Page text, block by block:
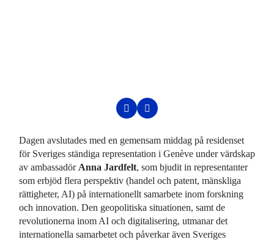
Dagen avslutades med en gemensam middag på residenset
för Sveriges ständiga representation i Genève under värdskap
av ambassadör Anna Jardfelt, som bjudit in representanter
som erbjöd flera perspektiv (handel och patent, mänskliga
rättigheter, AI) på internationellt samarbete inom forskning
och innovation. Den geopolitiska situationen, samt de
revolutionerna inom AI och digitalisering, utmanar det
internationella samarbetet och påverkar även Sveriges